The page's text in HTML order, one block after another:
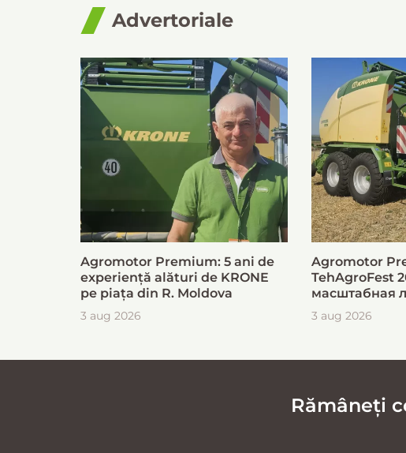
Advertoriale
Agromotor Premium: 5 ani de
experiență alături de KRONE
pe piața din R. Moldova
3 aug 2026
Agromotor
TehAgroFest
масштабная
для быстрой
заготовки
3 aug 2026
Rămâneți